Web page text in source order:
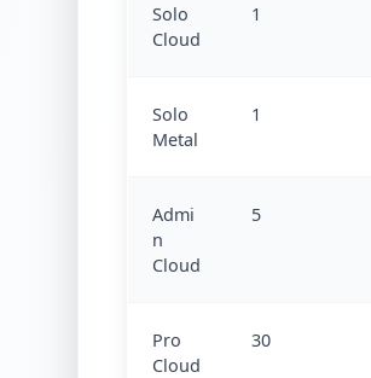
Solo
Cloud
1
Solo
Metal
1
Admi
n
Cloud
5
Pro
Cloud
30